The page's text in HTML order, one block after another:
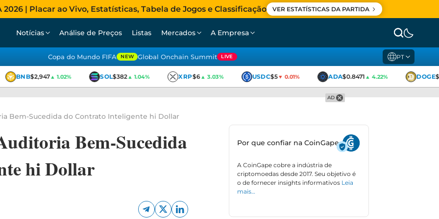
| Placar ao Vivo, Estatísticas, Tabela de Jogos e Classificação VER ESTATÍSTICAS DA PARTIDA
Notícias Análise de Preços Listas Mercados A Empresa
Copa do Mundo FIFA NEW Global Onchain Summit LIVE PT
BNB$2,947▲ 1.02% SOL$382▲ 1.04% XRP$6▲ 3.03% USDC$5▼ 0.01% ADA$0.8471▲ 4.22% DOGE
AD
Bem-Sucedida do Contrato Inteligente hi Dollar
Bem-Sucedida
hi Dollar
Por que confiar na CoinGape
A CoinGape cobre a indústria de
criptomoedas desde 2017. Seu objetivo é
o de fornecer insights informativos Leia
mais…